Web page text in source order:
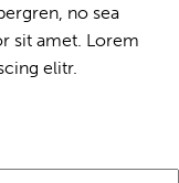
no sea
sit amet. Lorem
elitr.